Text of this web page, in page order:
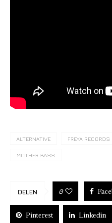
ALTERNATIVE FREYA RECORDS
MOTHER BASS
DELEN 0
Pinterest Linkedin